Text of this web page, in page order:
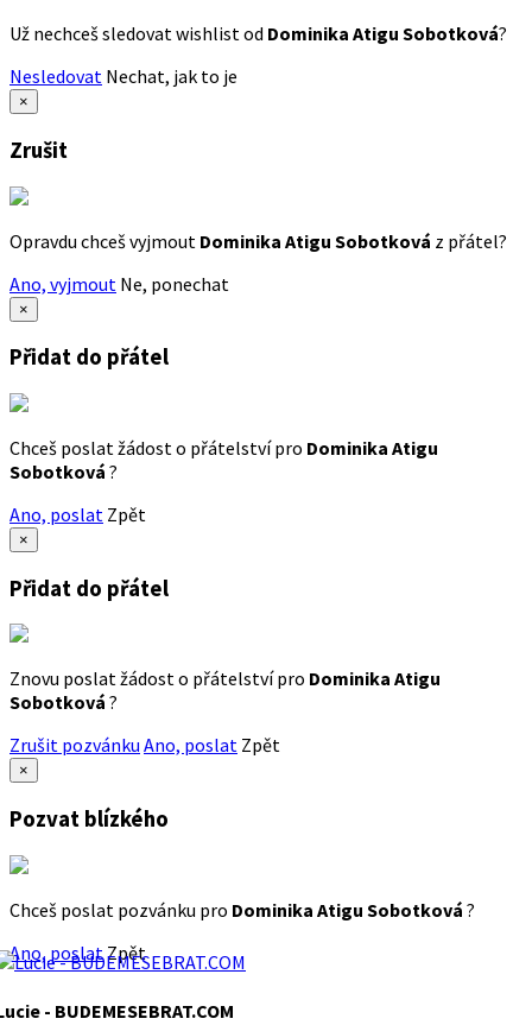
Už nechceš sledovat wishlist od Dominika Atigu Sobotková?
Nesledovat Nechat, jak to je
×
Zrušit
Opravdu chceš vyjmout Dominika Atigu Sobotková z přátel?
Ano, vyjmout Ne, ponechat
×
Přidat do přátel
Chceš poslat žádost o přátelství pro Dominika Atigu
Sobotková ?
Ano, poslat Zpět
×
Přidat do přátel
Znovu poslat žádost o přátelství pro Dominika Atigu
Sobotková ?
Zrušit pozvánku Ano, poslat Zpět
×
Pozvat blízkého
Chceš poslat pozvánku pro Dominika Atigu Sobotková ?
Ano, poslatZpět
- BUDEMESEBRAT.COM